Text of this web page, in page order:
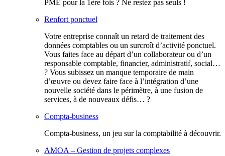
PME pour la 1ère fois ? Ne restez pas seuls !
Renfort ponctuel
Votre entreprise connaît un retard de traitement des
données comptables ou un surcroît d’activité ponctuel.
Vous faites face au départ d’un collaborateur ou d’un
responsable comptable, financier, administratif, social…
? Vous subissez un manque temporaire de main
d’œuvre ou devez faire face à l’intégration d’une
nouvelle société dans le périmètre, à une fusion de
services, à de nouveaux défis… ?
Compta-business
Compta-business, un jeu sur la comptabilité à découvrir.
AMOA – Gestion de projets complexes